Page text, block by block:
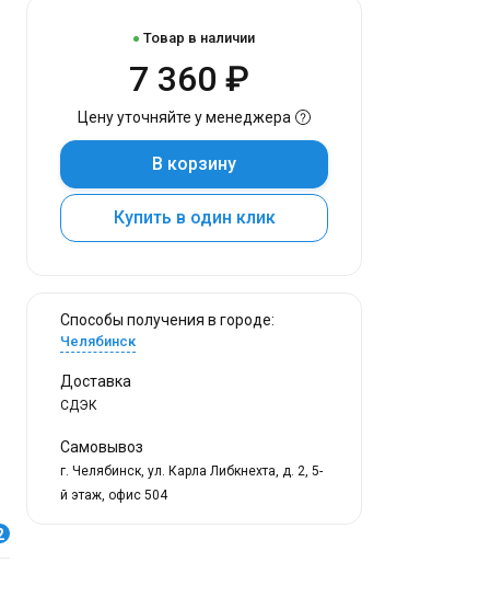
Товар в наличии
7 360 ₽
Цену уточняйте у менеджера
В корзину
Купить в один клик
Способы получения в городе:
Челябинск
Доставка
СДЭК
Самовывоз
г. Челябинск, ул. Карла Либкнехта, д. 2, 5-
й этаж, офис 504